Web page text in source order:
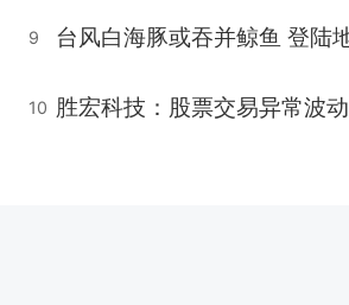
9
10 胜宏科技：股票交易异常波动